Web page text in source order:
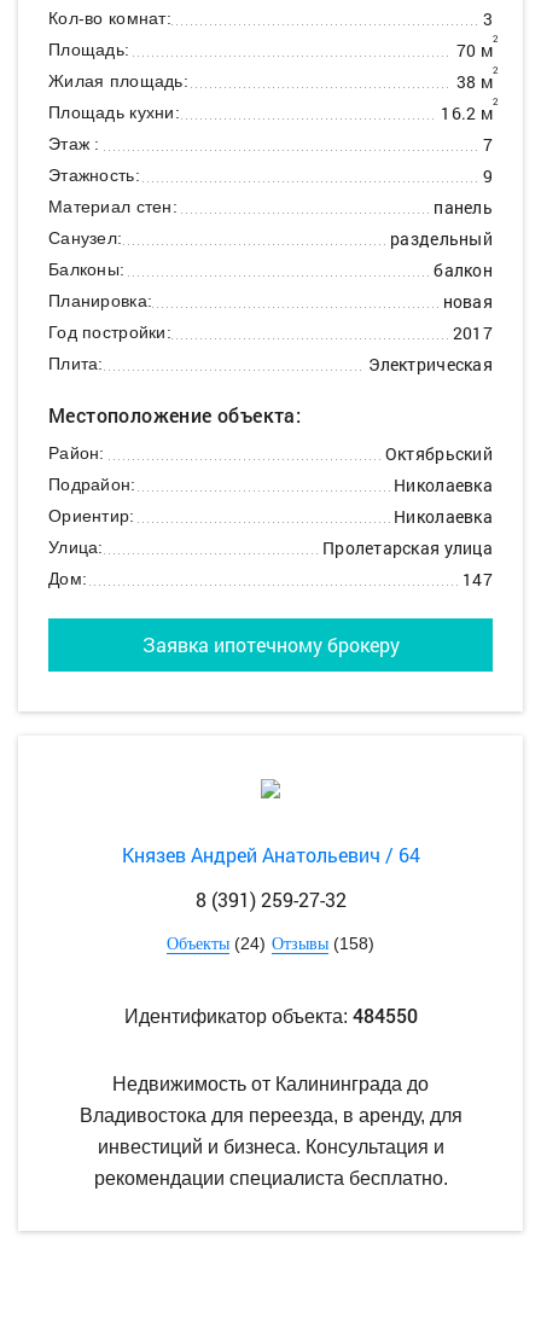
Кол-во комнат: 3
Площадь: 70 м2
Жилая площадь: 38 м2
Площадь кухни: 16.2 м2
Этаж : 7
Этажность: 9
Материал стен: панель
Санузел: раздельный
Балконы: балкон
Планировка: новая
Год постройки: 2017
Плита: Электрическая
Местоположение объекта:
Район: Октябрьский
Подрайон: Николаевка
Ориентир: Николаевка
Улица: Пролетарская улица
Дом: 147
Заявка ипотечному брокеру
Князев Андрей Анатольевич / 64
8 (391) 259-27-32
Объекты (24) Отзывы (158)
Идентификатор объекта: 484550
Недвижимость от Калининграда до
Владивостока для переезда, в аренду, для
инвестиций и бизнеса. Консультация и
рекомендации специалиста бесплатно.